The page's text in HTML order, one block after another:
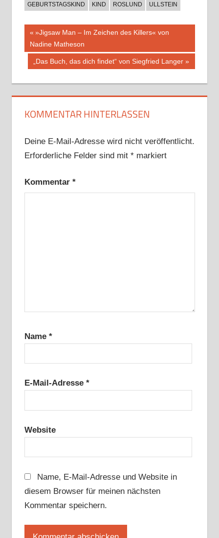
GEBURTSTAGSKIND
KIND ROSLUND ULLSTEIN
Beitragsnavigation
Vorheriger
Beitrag:
»Jigsaw Man – Im Zeichen des Killers« von
Nadine Matheson
Nächster
„Das Buch, das dich findet“ von Siegfried Langer
KOMMENTAR HINTERLASSEN
Deine E-Mail-Adresse wird nicht veröffentlicht.
Erforderliche Felder sind mit *markiert
Kommentar *
Name *
E-Mail-Adresse *
Website
Name, E-Mail-Adresse und Website in
diesem Browser für meinen nächsten
Kommentar speichern.